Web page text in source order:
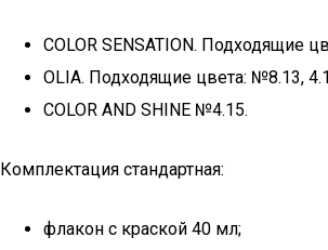
COLOR SENSATION. Подходящие
OLIA. Подходящие цвета: №8.13,
COLOR AND SHINE №4.15.
Комплектация стандартная:
флакон с краской 40 мл;